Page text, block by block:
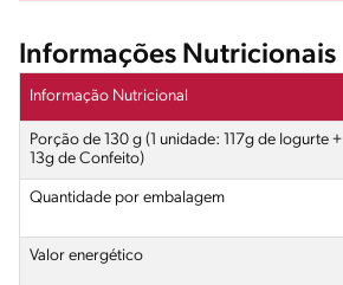
Informações Nutricionais
Informação Nutricional
Porção de 130 g (1 unidade: 117g de Iogurte +
13g de Confeito)
Quantidade por embalagem
Valor energético